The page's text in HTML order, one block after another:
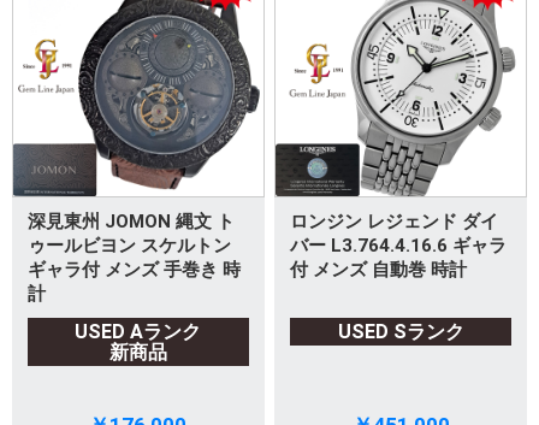
深見東州 JOMON 縄文 ト
ゥールビヨン スケルトン
ギャラ付 メンズ 手巻き 時
計
USED Aランク
新商品
ロンジン レジェンド ダイ
バー L3.764.4.16.6 ギャラ
付 メンズ 自動巻 時計
USED Sランク